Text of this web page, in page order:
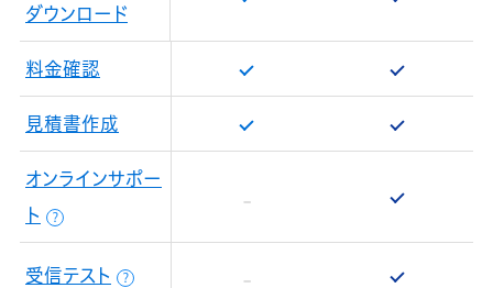
ダウンロード
料金確認
見積書作成
オンラインサポー
ト
？
受信テスト ？